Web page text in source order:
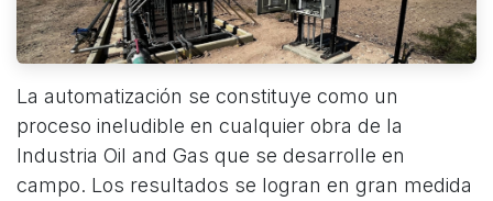
La automatización se constituye como un
proceso ineludible en cualquier obra de la
Industria Oil and Gas que se desarrolle en
campo. Los resultados se logran en gran medida